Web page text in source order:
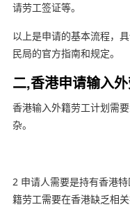
请劳工签证等。
以上是申请的基本流程，
民局的官方指南和规定。
二,香港申请输入
香港输入外籍劳工计划需
杂。
2 申请人需要是持有香港
籍劳工需要在香港缺乏相关